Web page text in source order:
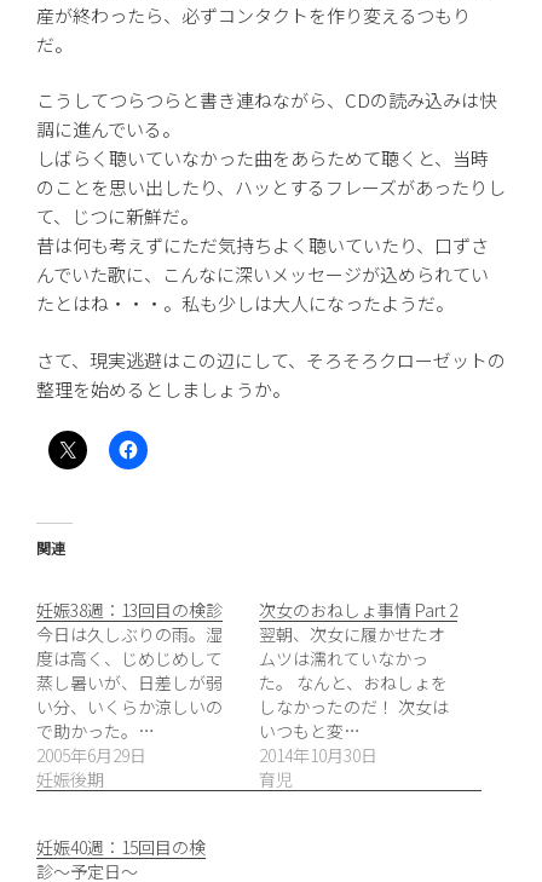
産が終わったら、必ずコンタクトを作り変えるつもり
だ。
こうしてつらつらと書き連ねながら、CDの読み込みは快
調に進んでいる。
しばらく聴いていなかった曲をあらためて聴くと、当時
のことを思い出したり、ハッとするフレーズがあったりし
て、じつに新鮮だ。
昔は何も考えずにただ気持ちよく聴いていたり、口ずさ
んでいた歌に、こんなに深いメッセージが込められてい
たとはね・・・。私も少しは大人になったようだ。
さて、現実逃避はこの辺にして、そろそろクローゼットの
整理を始めるとしましょうか。
関連
妊娠38週：13回目の検診
今日は久しぶりの雨。湿
度は高く、じめじめして
蒸し暑いが、日差しが弱
い分、いくらか涼しいの
で助かった。…
2005年6月29日
妊娠後期
次女のおねしょ事情 Part 2
翌朝、次女に履かせたオ
ムツは濡れていなかっ
た。 なんと、おねしょを
しなかったのだ！ 次女は
いつもと変…
2014年10月30日
育児
妊娠40週：15回目の検
診〜予定日〜